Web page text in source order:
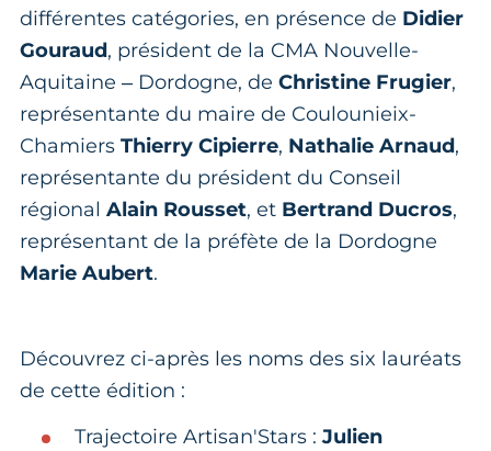
différentes catégories, en présence de Didier
Gouraud, président de la CMA Nouvelle-
Aquitaine – Dordogne, de Christine Frugier,
représentante du maire de Coulounieix-
Chamiers Thierry Cipierre, Nathalie Arnaud,
représentante du président du Conseil
régional Alain Rousset, et Bertrand Ducros,
représentant de la préfète de la Dordogne
Marie Aubert.
Découvrez ci-après les noms des six lauréats
de cette édition :
Trajectoire Artisan'Stars : Julien